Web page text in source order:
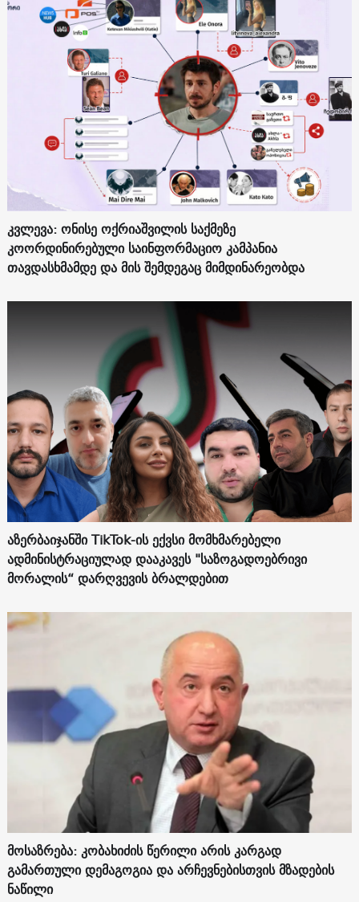
კვლევა: ონისე ოქრიაშვილის საქმეზე
კოორდინირებული საინფორმაციო კამპანია
თავდასხმამდე და მის შემდეგაც მიმდინარეობდა
აზერბაიჯანში TikTok-ის ექვსი მომხმარებელი
ადმინისტრაციულად დააკავეს "საზოგადოებრივი
მორალის“ დარღვევის ბრალდებით
მოსაზრება: კობახიძის წერილი არის კარგად
გამართული დემაგოგია და არჩევნებისთვის მზადების
ნაწილი